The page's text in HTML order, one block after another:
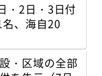
・2日・3日付
、海自20
・区域の全部